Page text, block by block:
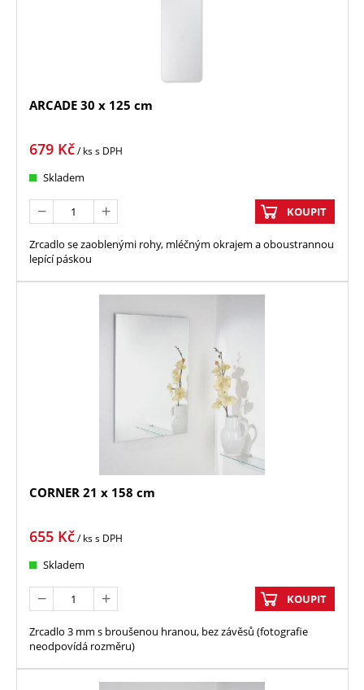
ARCADE 30 x 125 cm
679 Kč/ kss DPH
Skladem
KOUPIT
Zrcadlo se zaoblenými rohy, mléčným okrajem a oboustrannou
lepící páskou
CORNER 21 x 158 cm
655 Kč/ kss DPH
Skladem
KOUPIT
Zrcadlo 3 mm s broušenou hranou, bez závěsů (fotografie
neodpovídá rozměru)